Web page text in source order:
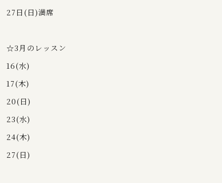
27日(日)満席
☆3月のレッスン
16(水)
17(木)
20(日)
23(水)
24(木)
27(日)